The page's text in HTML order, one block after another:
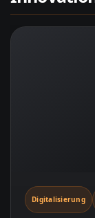
Digitalisierung